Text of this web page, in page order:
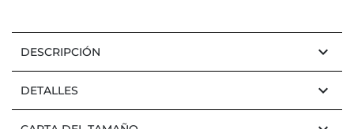
DESCRIPCIÓN keyboard_arrow_down
DETALLES keyboard_arrow_down